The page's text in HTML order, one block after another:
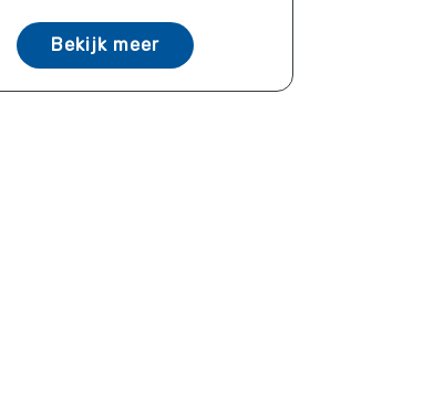
Bekijk meer